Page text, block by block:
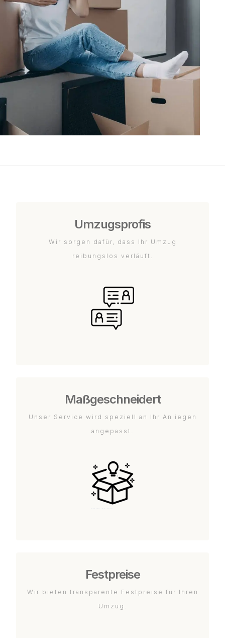
Umzugsprofis
Wir sorgen dafür, dass Ihr Umzug
reibungslos verläuft.
Maßgeschneidert
Unser Service wird speziell an Ihr Anliegen
angepasst.
Festpreise
Wir bieten transparente Festpreise für Ihren
Umzug.